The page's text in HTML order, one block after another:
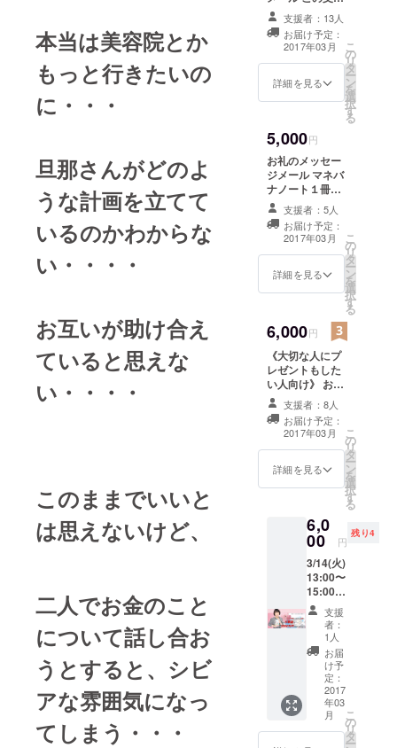
本当は美容院とか
もっと行きたいの
に・・・
旦那さんがどのよ
うな計画を立てて
いるのかわからな
い・・・・
お互いが助け合え
ていると思えな
い・・・・
このままでいいと
は思えないけど、
二人でお金のこと
について話し合お
うとすると、シビ
アな雰囲気になっ
てしまう・・・
FXをはじめ
とする資産
運用を始め
る。
結婚し、子
れ、FXでは
月に４００
万円程の利
益を上げ始
める。
理想の生活
を手に入れ
てきたはず
日が辛く、
精神科に通
うようにな
る。
幸せの勉強
を始めたと
ころ、我々
は人生の目
的や目標を
に向かうこ
とでの充実
感や達成感
が必要だと
知り、他人
の価値観で
はなく、自
分の意思で
コントロー
ルしていく
必要がある
によって新婚夫
婦に２冊 マネ
バナノートがプ
レゼントされま
す。
支援者：13人
お届け予定：
2017年03月
詳細を見る
こ
の
リ
タ
ー
ン
を
選
択
す
る
5,000円
お礼のメッセー
ジメール マネバ
ナノート１冊
（この支援に
よってマネバナ
ノートが１冊新
婚夫婦へプレゼ
ントされま
す。） マネバナ
ナー動画視聴権
マネバナノート
に名前掲載 3/25
マネバナノート
完成記念セミ
ナー後に、随時
発送する予定で
す。
支援者：5人
お届け予定：
2017年03月
詳細を見る
こ
の
リ
タ
ー
ン
を
選
択
す
る
6,000円
《大切な人にプ
レゼントもした
い人向け》 お礼
のメッセージ
メール マネバナ
ノート２冊（こ
の支援によって
マネバナノート
が２冊新婚夫婦
聴権 完成記念セ
ミナー動画視聴
権 マネバナノー
トに名前掲載
3/25マネバナ
ノート完成記念
セミナー後に、
随時発送する予
支援者：8人
お届け予定：
2017年03月
詳細を見る
こ
の
リ
タ
ー
ン
を
選
択
す
る
6,0
00 円
残り4
3/14(火)
13:00〜
15:00開
催。 マ
マを応
援する
ファイ
ナン
シャル
プラン
ナー。
川畑明
美先生
支援
者：
1人
お届
け予
定：
2017
年03
月
こ
の
リ
タ
ー